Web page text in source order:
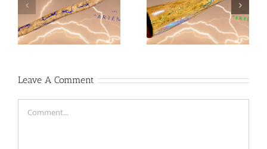
Didgeridoo Tesla « IRIS
Leave A Comment